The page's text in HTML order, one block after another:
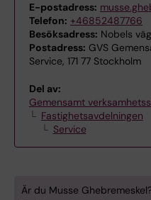
E-postadress:
Telefon: +46852487766
Besöksadress: Nobels
Postadress: GVS
Service, 171 77 Stockholm
Del av:
Gemensamt
Fastighetsavdelningen
Service
Är du Musse